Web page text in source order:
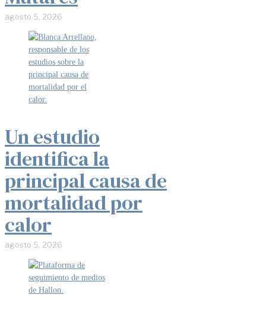
agosto 5, 2026
Un estudio
identifica la
principal causa de
mortalidad por
calor
agosto 5, 2026